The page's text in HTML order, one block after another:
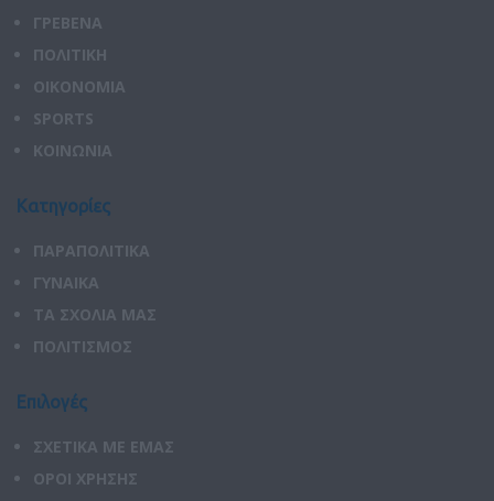
ΓΡΕΒΕΝΑ
ΠΟΛΙΤΙΚΗ
ΟΙΚΟΝΟΜΙΑ
SPORTS
ΚΟΙΝΩΝΙΑ
Κατηγορίες
ΠΑΡΑΠΟΛΙΤΙΚΑ
ΓΥΝΑΙΚΑ
ΤΑ ΣΧΟΛΙΑ ΜΑΣ
ΠΟΛΙΤΙΣΜΟΣ
Επιλογές
ΣΧΕΤΙΚΑ ΜΕ ΕΜΑΣ
ΟΡΟΙ ΧΡΗΣΗΣ